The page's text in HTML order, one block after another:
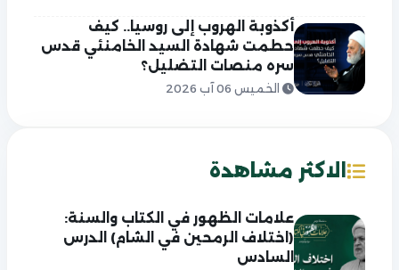
أكذوبة الهروب إلى روسيا.. كيف
حطمت شهادة السيد الخامنئي قدس
سره منصات التضليل؟
الخميس 06 آب 2026
الاكثر مشاهدة
علامات الظهور في الكتاب والسنة:
(اختلاف الرمحين في الشام) الدرس
السادس